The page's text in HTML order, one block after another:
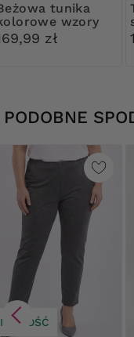
wzory
zł
PODOBNE
NOWOŚĆ